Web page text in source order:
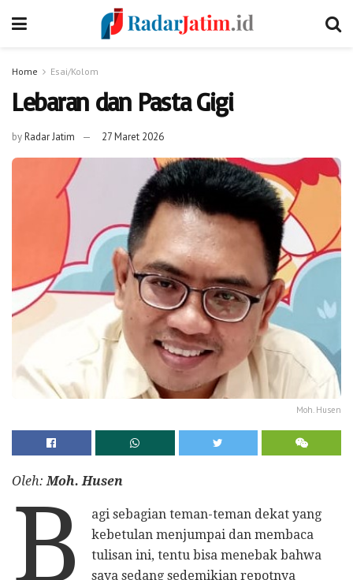
Home Esai/Kolom
Lebaran dan Pasta Gigi
byRadar Jatim 27 Maret 2026
Moh. Husen
Oleh: Moh. Husen
B
agi sebagian teman-teman dekat yang
kebetulan menjumpai dan membaca
tulisan ini, tentu bisa menebak bahwa
saya sedang sedemikian repotnya